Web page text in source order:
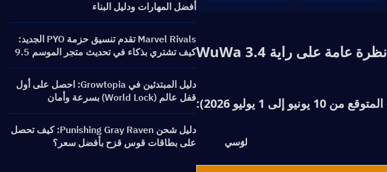
نظرة عامة على راية WuWa 3.4
لوسي
أفضل المهارات ودليل البناء
Marvel Rivals تقدم تنسيق حزمة PYO الجديد:
كيف تشتري بذكاء في تحديث متجر الموسم 9.5
دليل المبتدئين في Growtopia: احصل على أول
قفل عالم (World Lock) بسرعة وأمان
دليل شحن Punishing Gray Raven: كيف تحصل
على بطاقات قوس قزح بأفضل سعر؟